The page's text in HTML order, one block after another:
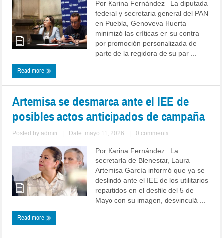
Por Karina Fernández La diputada
federal y secretaria general del PAN
en Puebla, Genoveva Huerta
minimizó las críticas en su contra
por promoción personalizada de
parte de la regidora de su par ...
Read more
Artemisa se desmarca ante el IEE de
posibles actos anticipados de campaña
Posted byadmin Date: mayo 11, 2026 0 comments
Por Karina Fernández La
secretaria de Bienestar, Laura
Artemisa García informó que ya se
deslindó ante el IEE de los utilitarios
repartidos en el desfile del 5 de
Mayo con su imagen, desvinculá ...
Read more